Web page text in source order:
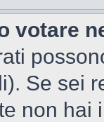
votare
Se sei
non hai